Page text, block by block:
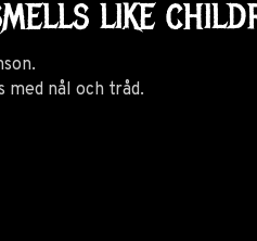
LIKE
med nål och tråd.